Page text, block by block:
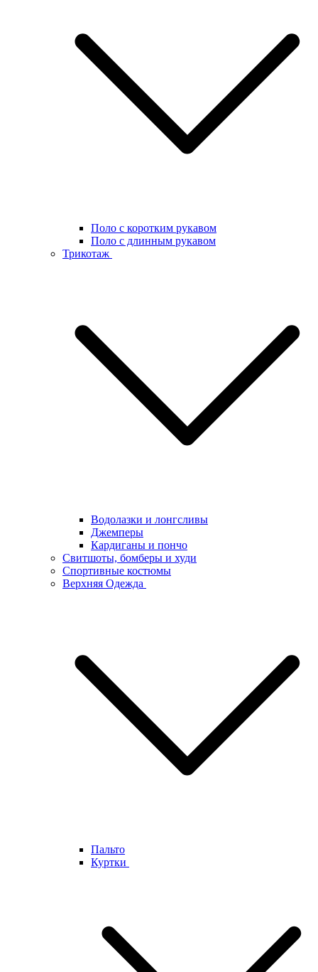
Поло с коротким рукавом
Поло с длинным рукавом
Трикотаж
Водолазки и лонгсливы
Джемперы
Кардиганы и пончо
Свитшоты, бомберы и худи
Спортивные костюмы
Верхняя Одежда
Пальто
Куртки